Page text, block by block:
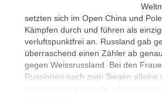
setzten sich im Open China und
Kämpfen durch und führen als
verluftspunktfrei an. Russland gab
überraschend einen Zähler ab
gegen Weissrussland. Bei den
Russinnen nach zwei Siegen alleine